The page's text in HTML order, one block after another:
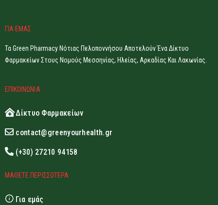
ΓΙΑ ΕΜΑΣ
Τα Green Pharmacy Νότιας Πελοποννήσου Αποτελούν Ένα Δίκτυο
Φαρμακείων Στους Νομούς Μεσσηνίας, Ηλείας, Αρκαδίας Και Λακωνίας.
ΕΠΙΚΟΙΝΩΝΙΑ
Δίκτυο Φαρμακείων
contact@greenyourhealth.gr
(+30) 27210 94158
ΜΑΘΕΤΕ ΠΕΡΙΣΣΟΤΕΡΑ
Για εμάς